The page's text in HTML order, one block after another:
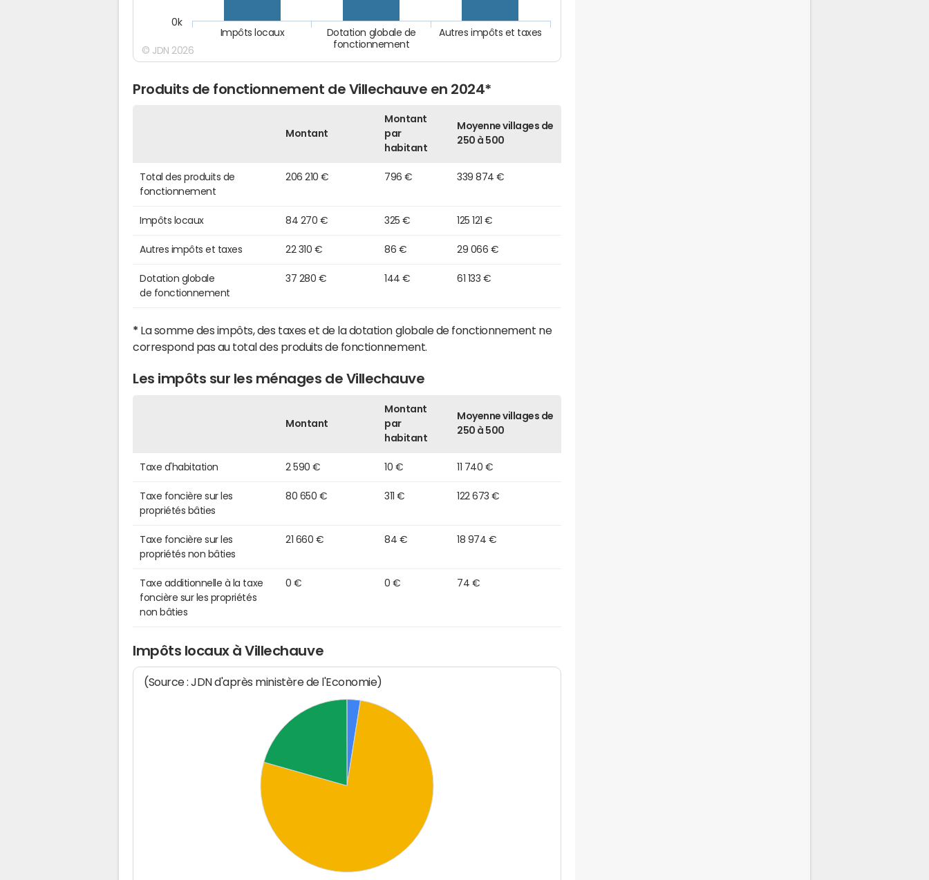
Autres impôts et taxes
Dotation globale de
fonctionnement
Impôts locaux
0k
© JDN 2026
Produits de fonctionnement de Villechauve en 2024*
Montant
Montant
par
habitant
Moyenne villages de
250 à 500
Total des produits de
fonctionnement
206 210 € 796 € 339 874 €
Impôts locaux 84 270 € 325 € 125 121 €
Autres impôts et taxes 22 310 € 86 € 29 066 €
Dotation globale
de fonctionnement
37 280 € 144 € 61 133 €
* La somme des impôts, des taxes et de la dotation globale de fonctionnement ne
correspond pas au total des produits de fonctionnement.
Les impôts sur les ménages de Villechauve
Montant
Montant
par
habitant
Moyenne villages de
250 à 500
Taxe d'habitation 2 590 € 10 € 11 740 €
Taxe foncière sur les
propriétés bâties
80 650 € 311 € 122 673 €
Taxe foncière sur les
propriétés non bâties
21 660 € 84 € 18 974 €
Taxe additionnelle à la taxe
foncière sur les propriétés
non bâties
0 € 0 € 74 €
Impôts locaux à Villechauve
(Source : JDN d'après ministère de l'Economie)